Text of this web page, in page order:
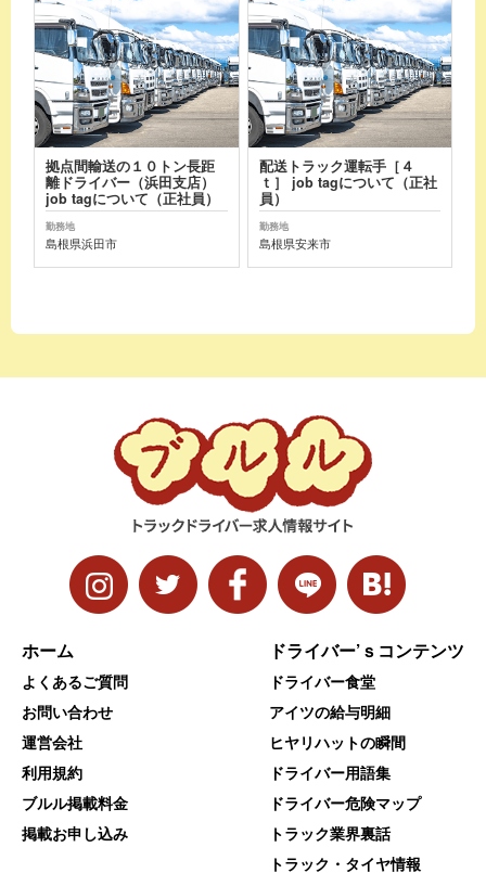
拠点間輸送の１０トン長距
離ドライバー（浜田支店）
job tagについて（正社員）
勤務地
島根県浜田市
配送トラック運転手［４
ｔ］ job tagについて（正社
員）
勤務地
島根県安来市
ホーム
よくあるご質問
お問い合わせ
運営会社
利用規約
ブルル掲載料金
掲載お申し込み
ドライバー’ｓコンテンツ
ドライバー食堂
アイツの給与明細
ヒヤリハットの瞬間
ドライバー用語集
ドライバー危険マップ
トラック業界裏話
トラック・タイヤ情報